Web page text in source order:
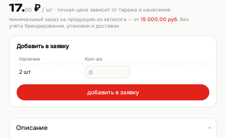
17.00₽/ шт · точная цена зависит от тиража и нанесения
минимальный заказ на продукцию из каталога — от 15 000,00 руб. без
учёта брендирования, упаковки и доставки
Добавить в заявку
Наличие Кол-во
2 шт
добавить в заявку
Описание